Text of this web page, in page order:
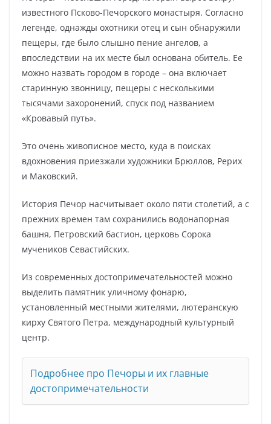
известного Псково-Печорского монастыря. Согласно
легенде, однажды охотники отец и сын обнаружили
пещеры, где было слышно пение ангелов, а
впоследствии на их месте был основана обитель. Ее
можно назвать городом в городе – она включает
старинную звонницу, пещеры с несколькими
тысячами захоронений, спуск под названием
«Кровавый путь».
Это очень живописное место, куда в поисках
вдохновения приезжали художники Брюллов, Рерих
и Маковский.
История Печор насчитывает около пяти столетий, а с
прежних времен там сохранились водонапорная
башня, Петровский бастион, церковь Сорока
мучеников Севастийских.
Из современных достопримечательностей можно
выделить памятник уличному фонарю,
установленный местными жителями, лютеранскую
кирху Святого Петра, международный культурный
центр.
Подробнее про Печоры и их главные
достопримечательности